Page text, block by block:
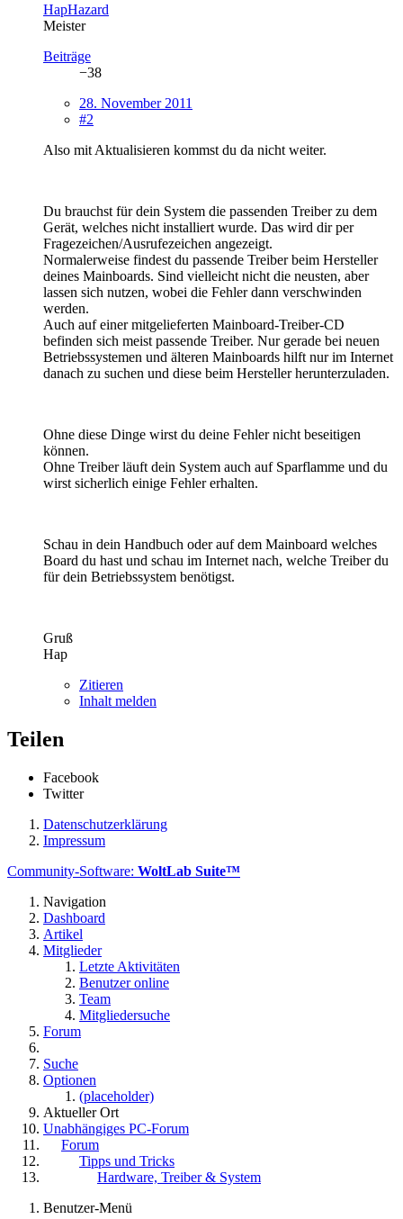
HapHazard
Meister
Beiträge
−38
28. November 2011
#2
Also mit Aktualisieren kommst du da nicht weiter.
Du brauchst für dein System die passenden Treiber zu dem
Gerät, welches nicht installiert wurde. Das wird dir per
Fragezeichen/Ausrufezeichen angezeigt.
Normalerweise findest du passende Treiber beim Hersteller
deines Mainboards. Sind vielleicht nicht die neusten, aber
lassen sich nutzen, wobei die Fehler dann verschwinden
werden.
Auch auf einer mitgelieferten Mainboard-Treiber-CD
befinden sich meist passende Treiber. Nur gerade bei neuen
Betriebssystemen und älteren Mainboards hilft nur im Internet
danach zu suchen und diese beim Hersteller herunterzuladen.
Ohne diese Dinge wirst du deine Fehler nicht beseitigen
können.
Ohne Treiber läuft dein System auch auf Sparflamme und du
wirst sicherlich einige Fehler erhalten.
Schau in dein Handbuch oder auf dem Mainboard welches
Board du hast und schau im Internet nach, welche Treiber du
für dein Betriebssystem benötigst.
Gruß
Hap
Zitieren
Inhalt melden
Teilen
Facebook
Twitter
Datenschutzerklärung
Impressum
Community-Software: WoltLab Suite™
Navigation
Dashboard
Artikel
Mitglieder
Letzte Aktivitäten
Benutzer online
Team
Mitgliedersuche
Forum
Suche
Optionen
(placeholder)
Aktueller Ort
Unabhängiges PC-Forum
Forum
Tipps und Tricks
Hardware, Treiber & System
Benutzer-Menü